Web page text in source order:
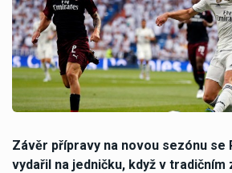
Závěr přípravy na novou sezónu se
vydařil na jedničku, když v